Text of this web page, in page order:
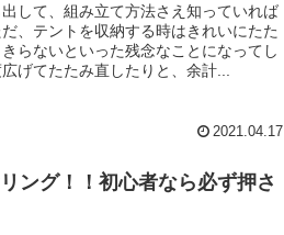
して、組み立て方法さえ知っていれば
、テントを収納する時はきれいにたた
らないといった残念なことになってし
げてたたみ直したりと、余計...
2021.04.17
ング！！初心者なら必ず押さ